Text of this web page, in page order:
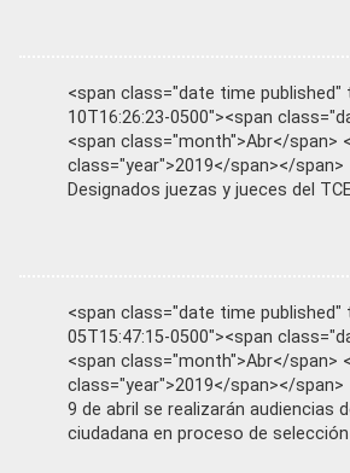
<span class="date time published"
10T16:26:23-0500"><span
<span class="month">Abr</span>
class="year">2019</span></span>
Designados juezas y jueces del
<span class="date time published"
05T15:47:15-0500"><span
<span class="month">Abr</span>
class="year">2019</span></span>
9 de abril se realizarán audiencias
ciudadana en proceso de selección